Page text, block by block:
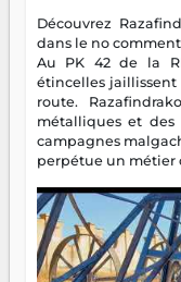
Découvrez
dans le no
Au PK 42 de la
étincelles
route.
métalliques et des
campagnes
perpétue un métier